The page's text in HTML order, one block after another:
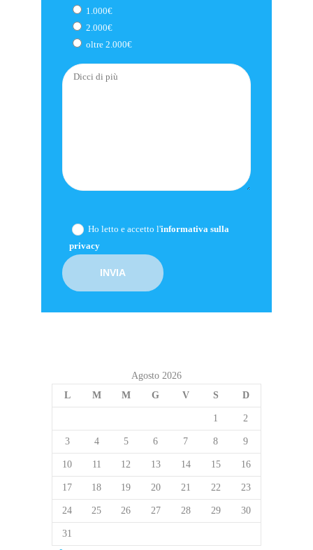
1.000€
2.000€
oltre 2.000€
Ho letto e accetto l'informativa sulla
privacy
Agosto 2026
L
M M G V S D
1 2
3 4 5 6 7 8 9
10 11 12 13 14 15 16
17 18 19 20 21 22 23
24 25 26 27 28 29 30
31